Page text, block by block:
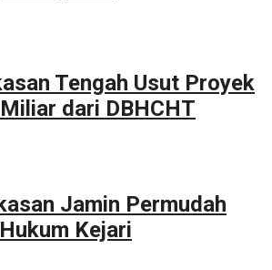
Tengah Usut Proyek
dari DBHCHT
Jamin Permudah
Kejari